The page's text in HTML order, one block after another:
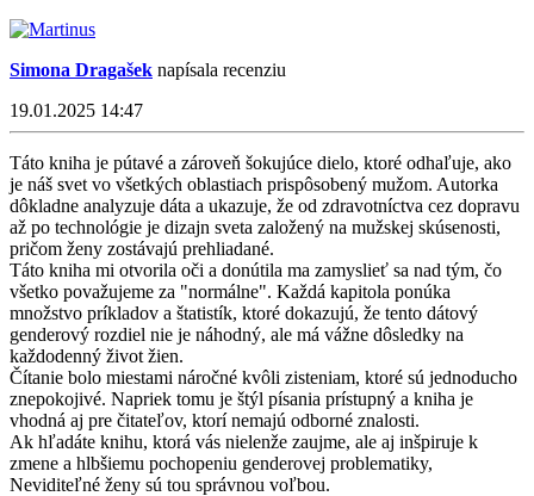
Simona Dragašek napísala recenziu
19.01.2025 14:47
Táto kniha je pútavé a zároveň šokujúce dielo, ktoré odhaľuje, ako
je náš svet vo všetkých oblastiach prispôsobený mužom. Autorka
dôkladne analyzuje dáta a ukazuje, že od zdravotníctva cez dopravu
až po technológie je dizajn sveta založený na mužskej skúsenosti,
pričom ženy zostávajú prehliadané.
Táto kniha mi otvorila oči a donútila ma zamyslieť sa nad tým, čo
všetko považujeme za "normálne". Každá kapitola ponúka
množstvo príkladov a štatistík, ktoré dokazujú, že tento dátový
genderový rozdiel nie je náhodný, ale má vážne dôsledky na
každodenný život žien.
Čítanie bolo miestami náročné kvôli zisteniam, ktoré sú jednoducho
znepokojivé. Napriek tomu je štýl písania prístupný a kniha je
vhodná aj pre čitateľov, ktorí nemajú odborné znalosti.
Ak hľadáte knihu, ktorá vás nielenže zaujme, ale aj inšpiruje k
zmene a hlbšiemu pochopeniu genderovej problematiky,
Neviditeľné ženy sú tou správnou voľbou.